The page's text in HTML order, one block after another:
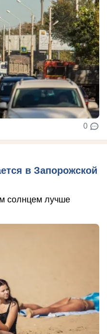
0
в Запорожской
солнцем лучше